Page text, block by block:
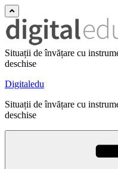
Situații de învățare cu
deschise
Digitaledu
Situații de învățare cu
deschise